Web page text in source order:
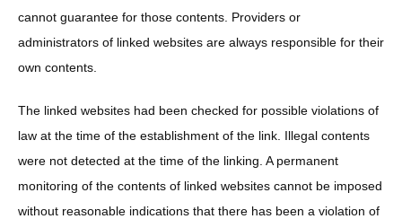
cannot guarantee for those contents. Providers or
administrators of linked websites are always responsible for their
own contents.
The linked websites had been checked for possible violations of
law at the time of the establishment of the link. Illegal contents
were not detected at the time of the linking. A permanent
monitoring of the contents of linked websites cannot be imposed
without reasonable indications that there has been a violation of